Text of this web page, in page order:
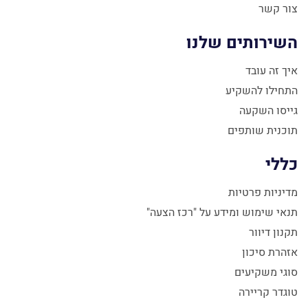
צור קשר
השירותים שלנו
איך זה עובד
התחילו להשקיע
גייסו השקעה
תוכנית שותפים
כללי
מדיניות פרטיות
תנאי שימוש ומידע על "רכז הצעה"
תקנון דיוור
אזהרת סיכון
סוגי משקיעים
טוגדר קריירה